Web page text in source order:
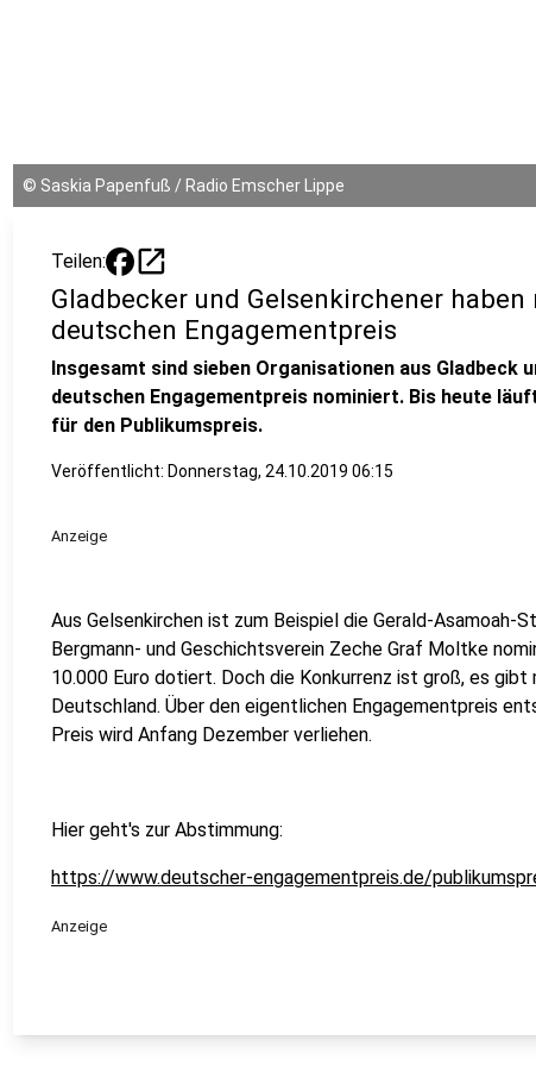
© Saskia Papenfuß / Radio Emscher Lippe
Teilen: open_in_new
Gladbecker und Gelsenkirchener
deutschen Engagementpreis
Insgesamt sind sieben Organisationen aus Gladbeck
deutschen Engagementpreis nominiert. Bis heute
für den Publikumspreis.
Veröffentlicht: Donnerstag, 24.10.2019 06:15
Anzeige
Aus Gelsenkirchen ist zum Beispiel die Gerald-Asamoah-
Bergmann- und Geschichtsverein Zeche Graf Moltke
10.000 Euro dotiert. Doch die Konkurrenz ist groß, es gibt
Deutschland. Über den eigentlichen Engagementpreis
Preis wird Anfang Dezember verliehen.
Hier geht's zur Abstimmung:
https://www.deutscher-engagementpreis.de/
Anzeige